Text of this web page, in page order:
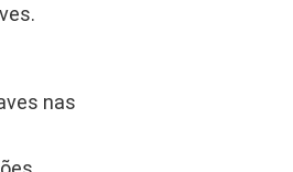
nas